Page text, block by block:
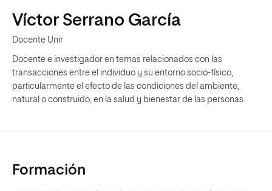
Víctor Serrano García
Docente Unir
Docente e investigador en temas relacionados con las
transacciones entre el individuo y su entorno socio-físico,
particularmente el efecto de las condiciones del ambiente,
natural o construido, en la salud y bienestar de las personas.
Formación